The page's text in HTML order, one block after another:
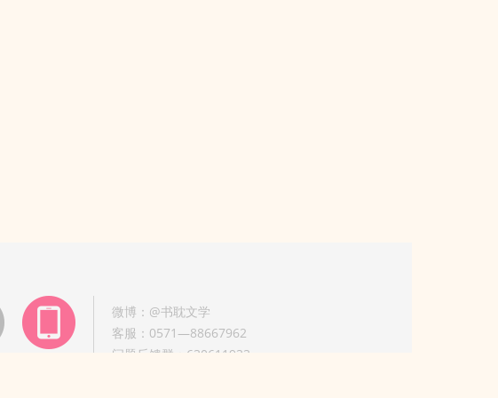
微博：@书耽文学
客服：0571—88667962
问题反馈群：630611933